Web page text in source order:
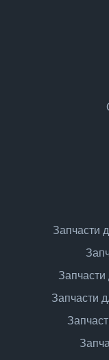
Запчасти
Запчасти
Запчасти